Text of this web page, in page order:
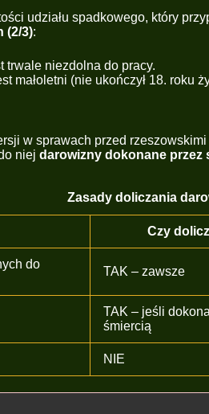
udziału spadkowego, który
(2/3):
trwale niezdolna do pracy.
małoletni (nie ukończył 18. roku
w sprawach przed
niejdarowizny dokonane przez
Zasady doliczania
Czy
do
TAK – zawsze
TAK – jeśli
śmiercią
NIE